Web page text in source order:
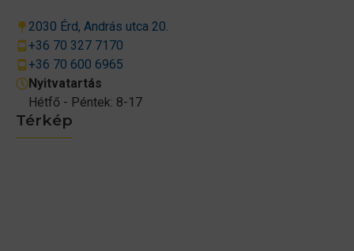
Térkép
2030 Érd, András utca 20.
+36 70 327 7170
+36 70 600 6965
Nyitvatartás
Hétfő - Péntek: 8-17